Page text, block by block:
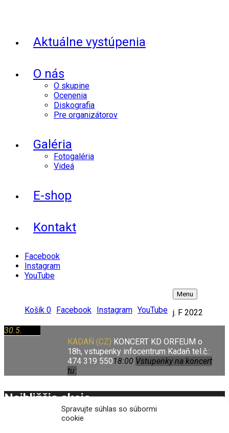
Spravujte súhlas so súbormi
cookie
Aktuálne vystúpenia
O nás
O skupine
Ocenenia
Diskografia
Pre organizátorov
Galéria
Fotogaléria
Videá
E-shop
Kontakt
Facebook
Instagram
YouTube
Košík 0 Facebook Instagram YouTube
Menu
j. F 2022
30.5.
KADAŇ (CZ) KONCERT KD ORFEUM o
18h, vstupenky infocentrum Kadaň tel.č.:
474 319 55018:00 Vstupenky na koncert
tu:
Najbližšia akcia